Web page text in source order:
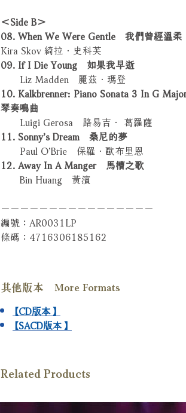
＜Side B＞
08. When We Were Gentle 我們曾經溫柔
Kira Skov 綺拉．史科芙
09. If I Die Young 如果我早逝
Liz Madden 麗茲．瑪登
10. Kalkbrenner: Piano Sonata 3 In G
琴奏鳴曲
Luigi Gerosa 路易吉． 葛羅薩
11. Sonny’s Dream 桑尼的夢
Paul O’Brie 保羅．歐布里恩
12. Away In A Manger 馬槽之歌
Bin Huang 黃濱
－－－－－－－－－－－－－－－－
編號：AR0031LP
條碼：4716306185162
其他版本 More Formats
【CD版本】
【SACD版本】
Related Products